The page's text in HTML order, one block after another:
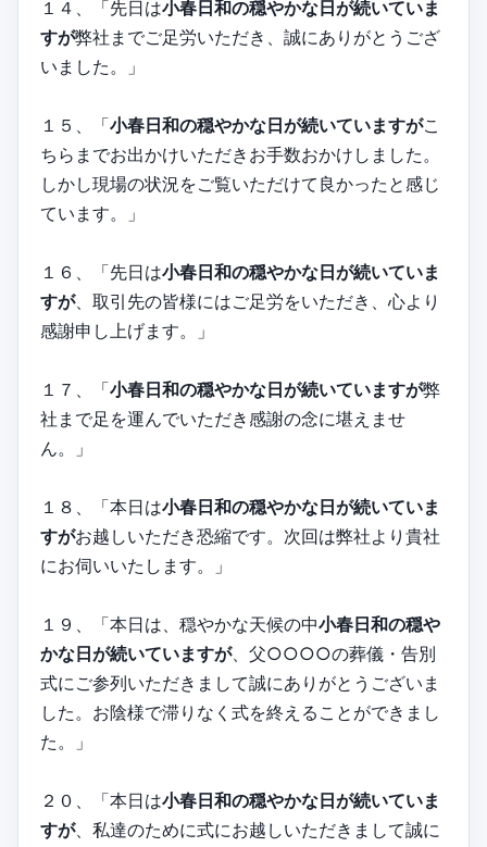
１４、「先日は小春日和の穏やかな日が続いていま
すが弊社までご足労いただき、誠にありがとうござ
いました。」
１５、「小春日和の穏やかな日が続いていますがこ
ちらまでお出かけいただきお手数おかけしました。
しかし現場の状況をご覧いただけて良かったと感じ
ています。」
１６、「先日は小春日和の穏やかな日が続いていま
すが、取引先の皆様にはご足労をいただき、心より
感謝申し上げます。」
１７、「小春日和の穏やかな日が続いていますが弊
社まで足を運んでいただき感謝の念に堪えませ
ん。」
１８、「本日は小春日和の穏やかな日が続いていま
すがお越しいただき恐縮です。次回は弊社より貴社
にお伺いいたします。」
１９、「本日は、穏やかな天候の中小春日和の穏や
かな日が続いていますが、父○○○○の葬儀・告別
式にご参列いただきまして誠にありがとうございま
した。お陰様で滞りなく式を終えることができまし
た。」
２０、「本日は小春日和の穏やかな日が続いていま
すが、私達のために式にお越しいただきまして誠に